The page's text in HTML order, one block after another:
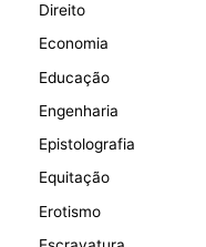
Direito
Economia
Educação
Engenharia
Epistolografia
Equitação
Erotismo